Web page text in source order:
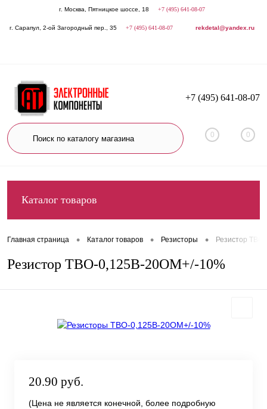
г. Москва, Пятницкое шоссе, 18 +7 (495) 641-08-07
г. Сарапул, 2-ой Загородный пер., 35 +7 (495) 641-08-07 rekdetal@yandex.ru
+7 (495) 641-08-07
0 0
Каталог товаров
Главная страница • Каталог товаров • Резисторы • Резистор
Резистор ТВО-0,125В-20ОМ+/-10%
20.90 руб.
(Цена не является конечной, более подробную